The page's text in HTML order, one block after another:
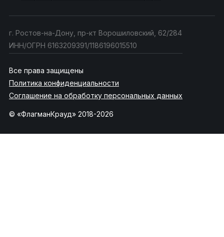
г. Ростов-на-Дону, пр-кт Ворошиловский, 62/284
ИНН/ОГРН 6163209391/1186196015510
Все права защищены
Политика конфиденциальности
Соглашение на обработку персональных данных
© «ФлагманКрауд» 2018-2026